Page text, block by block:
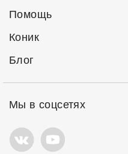
Помощь
Коник
Блог
Мы в соцсетях